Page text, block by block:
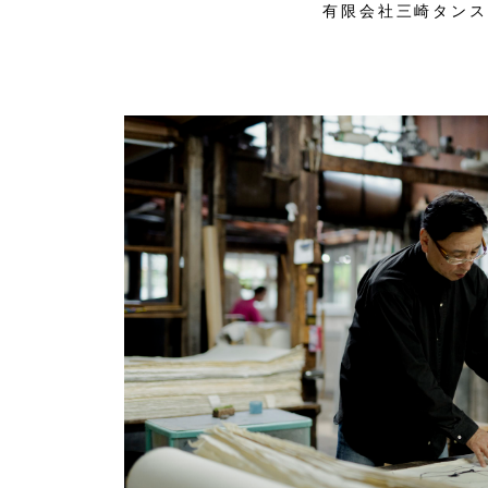
有限会社三崎タン